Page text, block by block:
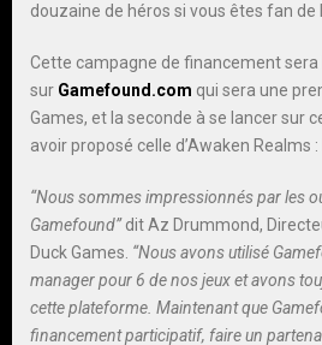
douzaine de héros si vous êtes fan de
Cette campagne de financement sera
sur Gamefound.com qui sera une
Games, et la seconde à se lancer sur
avoir proposé celle d’Awaken Realms
“Nous sommes impressionnés par les
Gamefound”dit Az Drummond,
Duck Games. “Nous avons utilisé
manager pour 6 de nos jeux et avons
cette plateforme. Maintenant que
financement participatif, faire un